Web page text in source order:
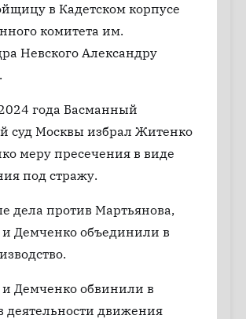
в Кадетском корпусе
комитета им.
Невского Александру
года Басманный
суд Москвы избрал Житенко
меру пресечения в виде
под стражу.
дела против Мартьянова,
Демченко объединили в
Демченко обвинили в
деятельности движения